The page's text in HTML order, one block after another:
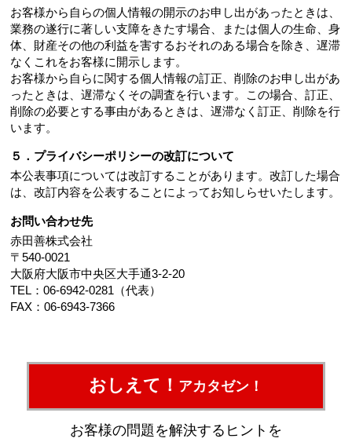
お客様から自らの個人情報の開示のお申し出があったときは、
業務の遂行に著しい支障をきたす場合、または個人の生命、身
体、財産その他の利益を害するおそれのある場合を除き、遅滞
なくこれをお客様に開示します。
お客様から自らに関する個人情報の訂正、削除のお申し出があ
ったときは、遅滞なくその調査を行います。この場合、訂正、
削除の必要とする事由があるときは、遅滞なく訂正、削除を行
います。
５．プライバシーポリシーの改訂について
本公表事項については改訂することがあります。改訂した場合
は、改訂内容を公表することによってお知しらせいたします。
お問い合わせ先
赤田善株式会社
〒540-0021
大阪府大阪市中央区大手通3-2-20
TEL：06-6942-0281（代表）
FAX：06-6943-7366
おしえて！ アカタゼン！
お客様の問題を解決するヒントを